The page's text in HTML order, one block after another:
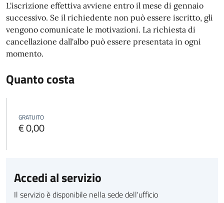
L'iscrizione effettiva avviene entro il mese di gennaio
successivo. Se il richiedente non può essere iscritto, gli
vengono comunicate le motivazioni. La richiesta di
cancellazione dall'albo può essere presentata in ogni
momento.
Quanto costa
GRATUITO
€ 0,00
Accedi al servizio
Il servizio è disponibile nella sede dell'ufficio